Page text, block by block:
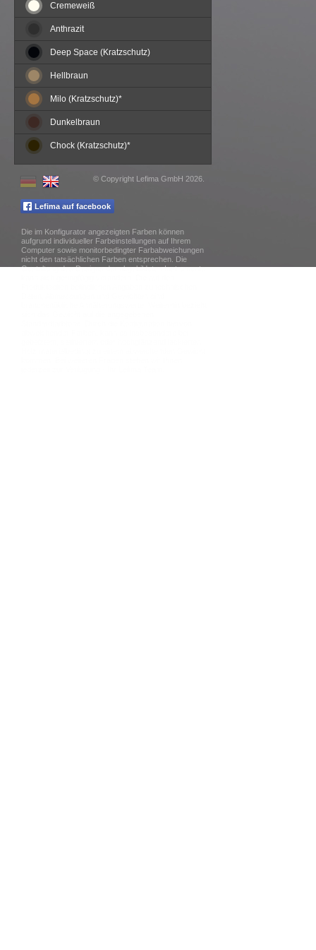
Cremeweiß
Anthrazit
Deep Space (Kratzschutz)
Hellbraun
Milo (Kratzschutz)*
Dunkelbraun
Chock (Kratzschutz)*
© Copyright Lefima GmbH 2026.
Lefima auf facebook
Die im Konfigurator angezeigten Farben können
aufgrund individueller Farbeinstellungen auf Ihrem
Computer sowie monitorbedingter Farbabweichungen
nicht den tatsächlichen Farben entsprechen. Die
Gestaltung des Designs der abgebildeten Instrumente